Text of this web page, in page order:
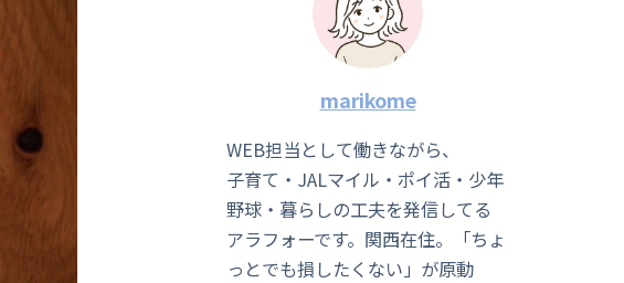
marikome
WEB担当として働きながら、
子育て・JALマイル・ポイ活・少年
野球・暮らしの工夫を発信してる
アラフォーです。関西在住。「ちょ
っとでも損したくない」が原動